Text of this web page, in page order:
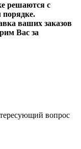
решаются с
ваших заказов
Вас за
вопрос